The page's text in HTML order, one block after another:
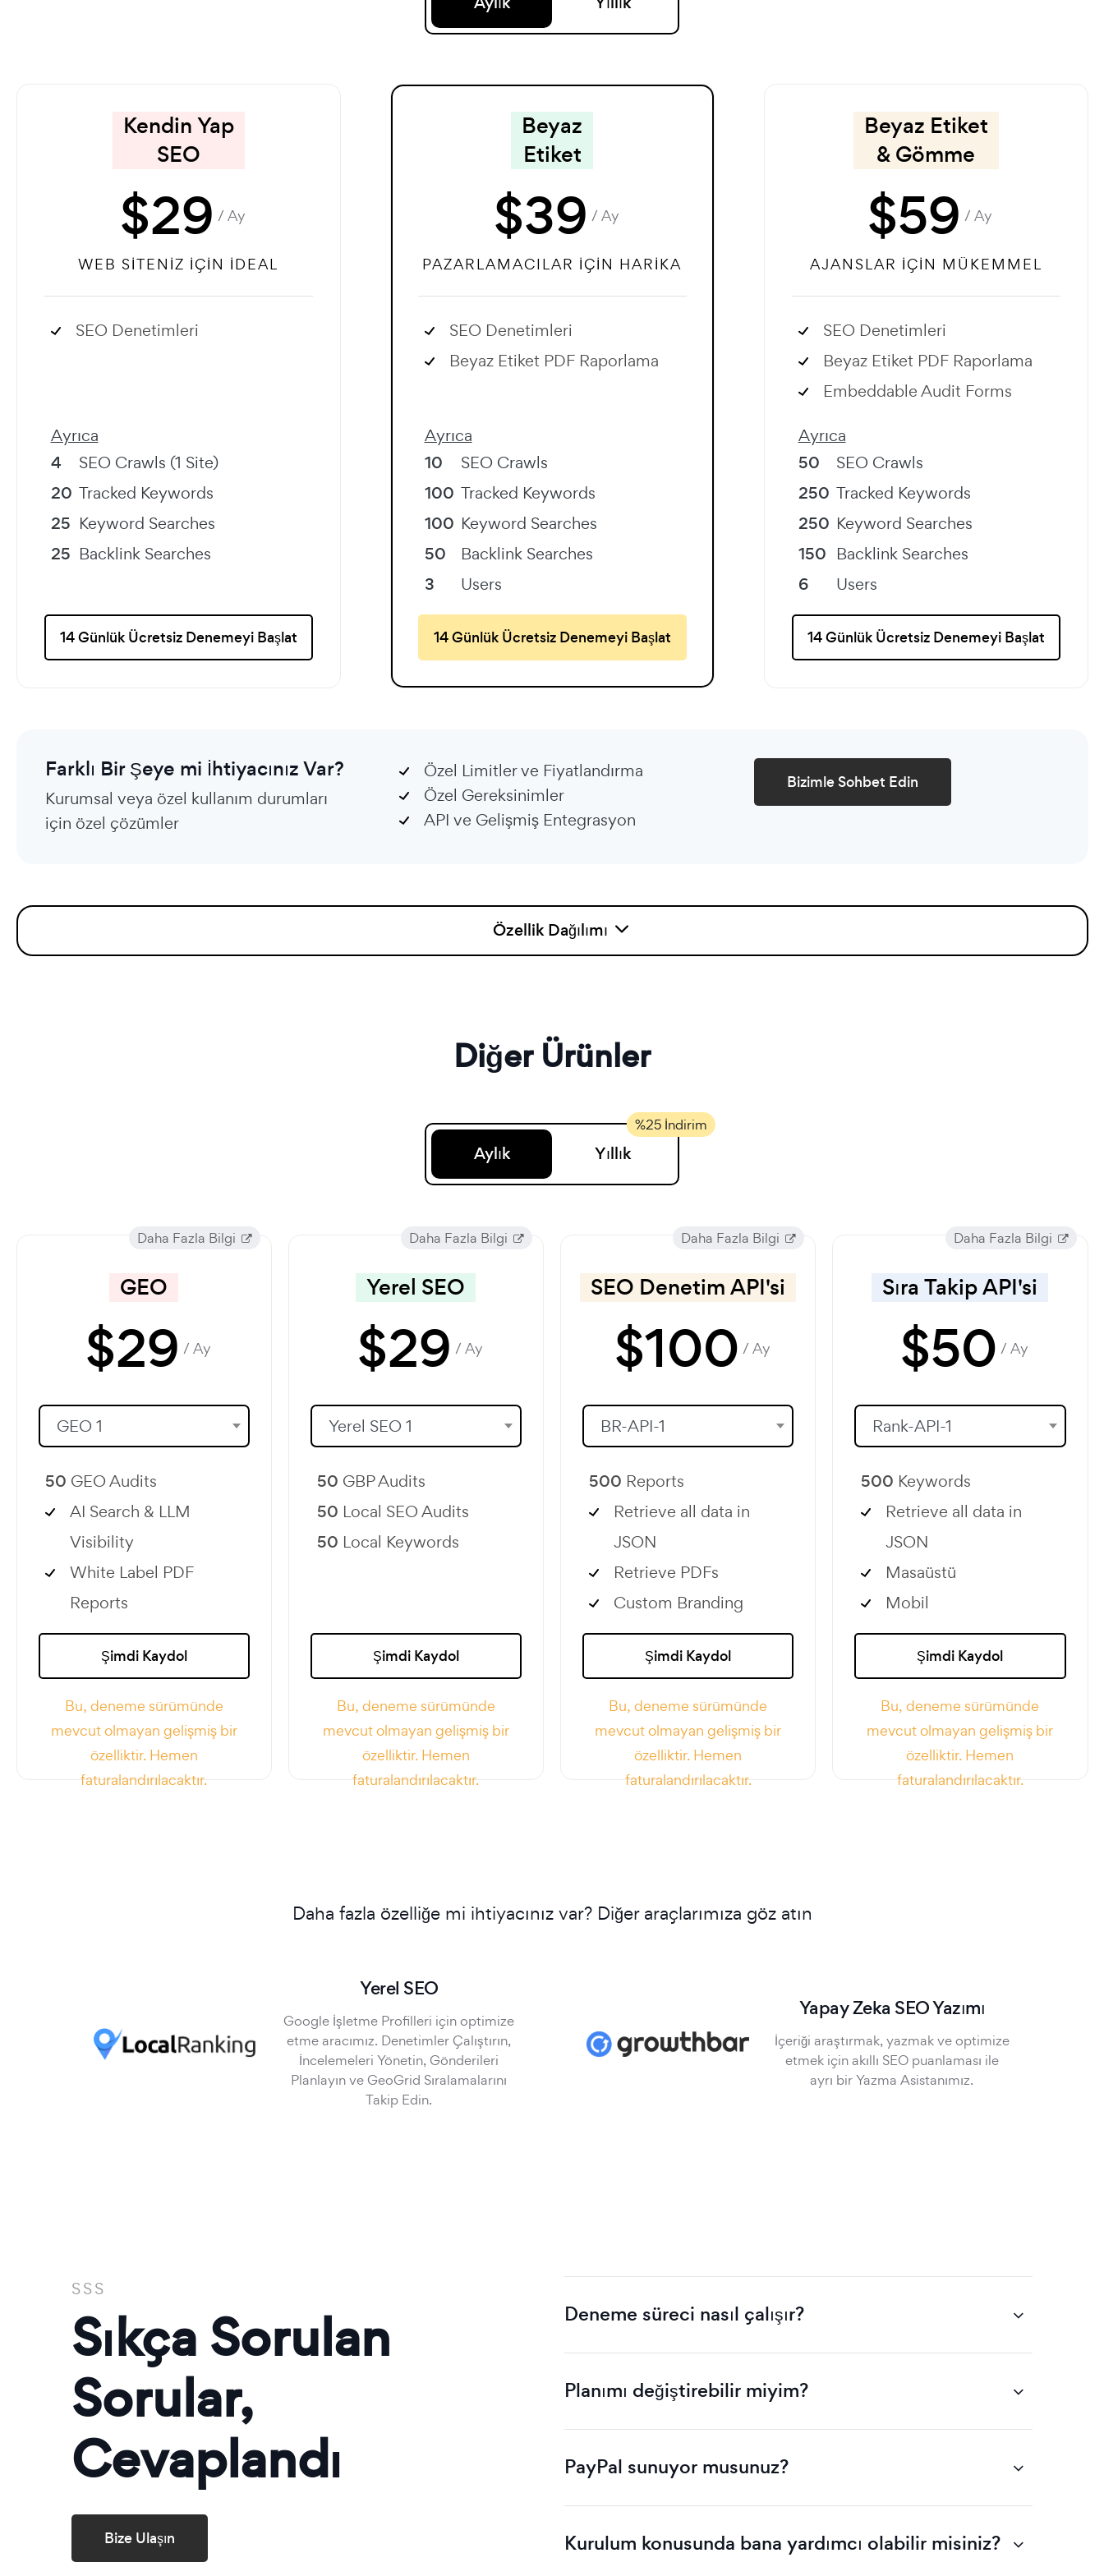
Kendin Yap
SEO
$29 / Ay
WEB SITENIZ İÇIN İDEAL
SEO Denetimleri
Ayrıca
4 SEO Crawls (1 Site)
20 Tracked Keywords
25 Keyword Searches
25 Backlink Searches
14 Günlük Ücretsiz Denemeyi Başlat
Beyaz
Etiket
$39 / Ay
PAZARLAMACILAR İÇIN HARIKA
SEO Denetimleri
Beyaz Etiket PDF Raporlama
Ayrıca
10 SEO Crawls
100 Tracked Keywords
100 Keyword Searches
50 Backlink Searches
3 Users
14 Günlük Ücretsiz Denemeyi Başlat
Beyaz Etiket
& Gömme
$59 / Ay
AJANSLAR İÇIN MÜKEMMEL
SEO Denetimleri
Beyaz Etiket PDF Raporlama
Embeddable Audit Forms
Ayrıca
50 SEO Crawls
250 Tracked Keywords
250 Keyword Searches
150 Backlink Searches
6 Users
14 Günlük Ücretsiz Denemeyi Başlat
Farklı Bir Şeye mi İhtiyacınız Var?
Kurumsal veya özel kullanım durumları
için özel çözümler
Özel Limitler ve Fiyatlandırma
Özel Gereksinimler
API ve Gelişmiş Entegrasyon
Bizimle Sohbet Edin
Özellik Dağılımı
Diğer Ürünler
Aylık Yıllık
Daha Fazla Bilgi
GEO
$29 / Ay
GEO 1
50 GEO Audits
AI Search & LLM
Visibility
White Label PDF
Reports
Şimdi Kaydol
Bu, deneme sürümünde
mevcut olmayan gelişmiş bir
özelliktir. Hemen
faturalandırılacaktır.
Daha Fazla Bilgi
Yerel SEO
$29 / Ay
Yerel SEO 1
50 GBP Audits
50 Local SEO Audits
50 Local Keywords
Şimdi Kaydol
Bu, deneme sürümünde
mevcut olmayan gelişmiş bir
özelliktir. Hemen
faturalandırılacaktır.
Daha Fazla Bilgi
SEO Denetim API'si
$100 / Ay
BR-API-1
500 Reports
Retrieve all data in
JSON
Retrieve PDFs
Custom Branding
Şimdi Kaydol
Bu, deneme sürümünde
mevcut olmayan gelişmiş bir
özelliktir. Hemen
faturalandırılacaktır.
Daha Fazla Bilgi
Sıra Takip API'si
$50 / Ay
Rank-API-1
500 Keywords
Retrieve all data in
JSON
Masaüstü
Mobil
Şimdi Kaydol
Bu, deneme sürümünde
mevcut olmayan gelişmiş bir
özelliktir. Hemen
faturalandırılacaktır.
Daha fazla özelliğe mi ihtiyacınız var? Diğer araçlarımıza göz atın
Yerel SEO
Google İşletme Profilleri için optimize
etme aracımız. Denetimler Çalıştırın,
İncelemeleri Yönetin, Gönderileri
Planlayın ve GeoGrid Sıralamalarını
Takip Edin.
Yapay Zeka SEO Yazımı
İçeriği araştırmak, yazmak ve optimize
etmek için akıllı SEO puanlaması ile
ayrı bir Yazma Asistanımız.
SSS
Sıkça Sorulan
Sorular,
Cevaplandı
Bize Ulaşın
Deneme süreci nasıl çalışır?
Planımı değiştirebilir miyim?
PayPal sunuyor musunuz?
Kurulum konusunda bana yardımcı olabilir misiniz?